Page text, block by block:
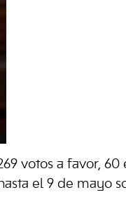
votos a favor, 60
el 9 de mayo